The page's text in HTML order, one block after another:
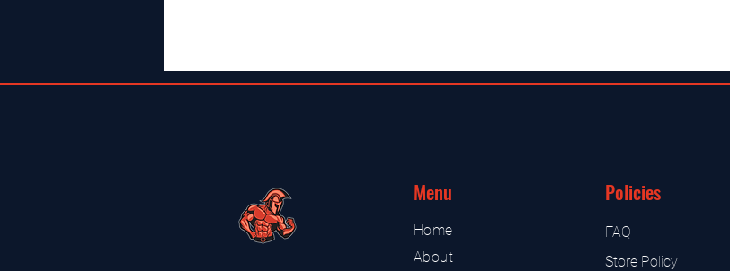
Menu
Home
About
Policies
FAQ
Store Policy